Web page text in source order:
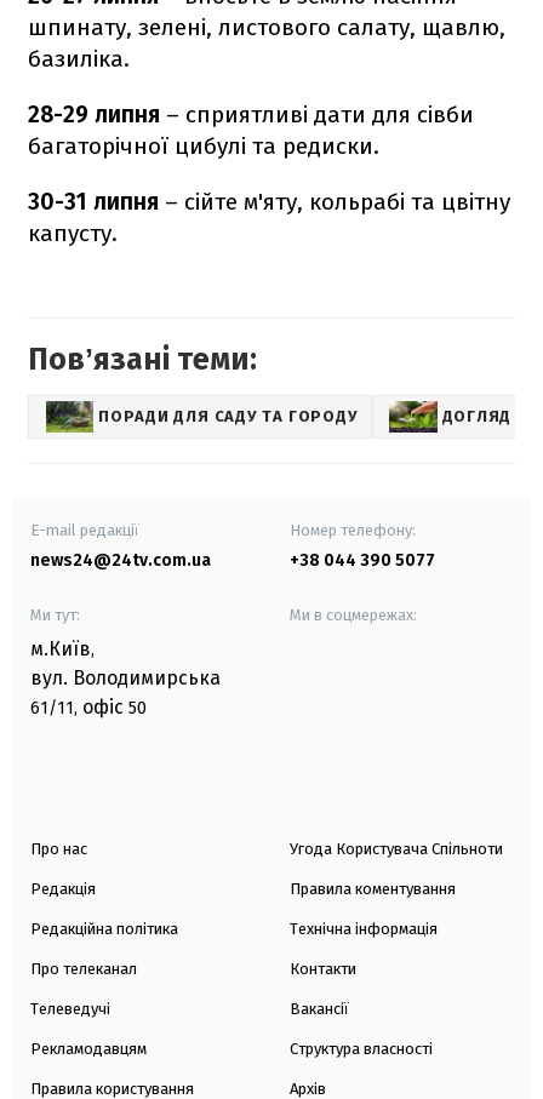
шпинату, зелені, листового салату, щавлю,
базиліка.
28-29 липня – сприятливі дати для сівби
багаторічної цибулі та редиски.
30-31 липня – сійте м'яту, кольрабі та цвітну
капусту.
Повʼязані теми:
ПОРАДИ ДЛЯ САДУ ТА ГОРОДУ ДОГЛЯД
E-mail редакції
news24@24tv.com.ua
Номер телефону:
+38 044 390 5077
Ми тут:
м.Київ,
вул. Володимирська
61/11, офіс 50
Ми в соцмережах:
Про нас
Редакція
Редакційна політика
Про телеканал
Телеведучі
Рекламодавцям
Правила користування
Угода Користувача Спільноти
Правила коментування
Технічна інформація
Контакти
Вакансії
Структура власності
Архів